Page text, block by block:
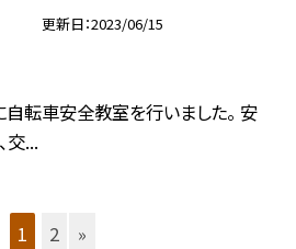
更新日 2023/06/15
自転車安全教室を行いました。 安
交...
1 2 »